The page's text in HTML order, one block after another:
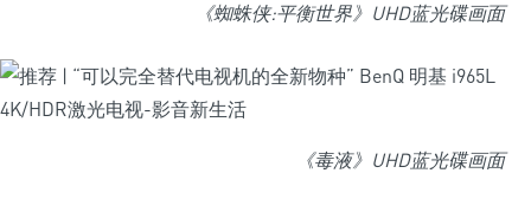
《蜘蛛侠:平衡世界》UHD蓝光碟画面
《毒液》UHD蓝光碟画面